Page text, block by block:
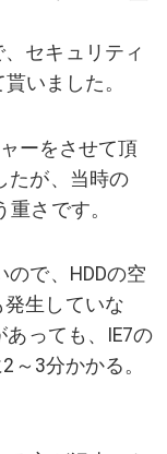
セキュリティ
いました。
ーをさせて頂
たが、当時の
重さです。
で、HDDの空
生していな
っても、IE7の
～3分かかる。